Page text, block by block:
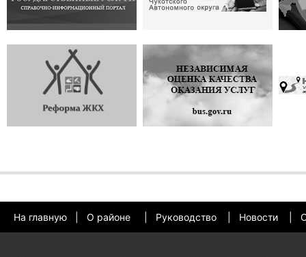
На главную О районе Руководство Новости